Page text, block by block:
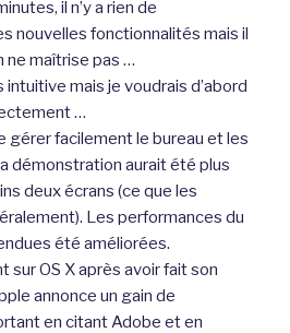
il n’y a rien de
nouvelles fonctionnalités mais il
ne maîtrise pas …
intuitive mais je voudrais d’abord
…
gérer facilement le bureau et les
démonstration aurait été plus
deux écrans (ce que les
Les performances du
été améliorées.
sur OS X après avoir fait son
annonce un gain de
en citant Adobe et en